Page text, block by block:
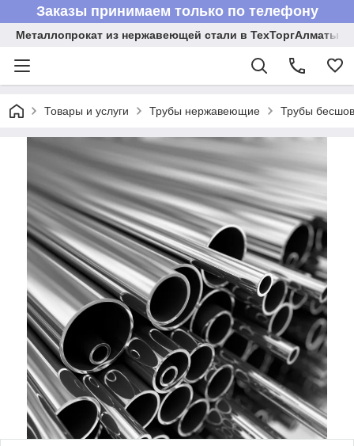
Заказы принимаем только по телефону
Металлопрокат из нержавеющей стали в ТехТоргАлматы
Товары и услуги Трубы нержавеющие Трубы